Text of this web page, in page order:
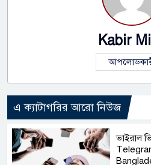
Kabir
এ ক্যাটাগরির আরো নিউজ
ভাইরাল